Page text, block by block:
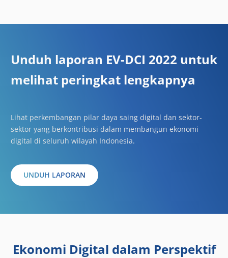
Unduh laporan EV-DCI 2022 untuk
melihat peringkat lengkapnya
Lihat perkembangan pilar daya saing digital dan sektor-
sektor yang berkontribusi dalam membangun ekonomi
digital di seluruh wilayah Indonesia.
UNDUH LAPORAN
Ekonomi Digital dalam Perspektif